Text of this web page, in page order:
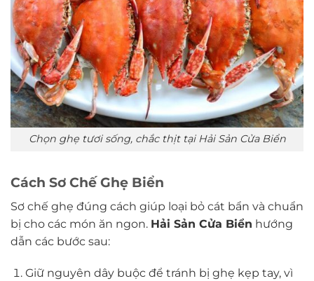
Chọn ghẹ tươi sống, chắc thịt tại Hải Sản Cửa Biển
Cách Sơ Chế Ghẹ Biển
Sơ chế ghẹ đúng cách giúp loại bỏ cát bẩn và chuẩn
bị cho các món ăn ngon. Hải Sản Cửa Biển hướng
dẫn các bước sau:
Giữ nguyên dây buộc để tránh bị ghẹ kẹp tay, vì